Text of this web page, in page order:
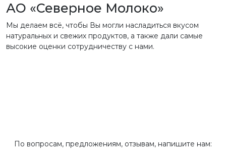
АО «Северное Молоко»
Мы делаем всё, чтобы Вы могли насладиться вкусом
натуральных и свежих продуктов, а также дали самые
высокие оценки сотрудничеству с нами.
По вопросам, предложениям, отзывам, напишите нам: